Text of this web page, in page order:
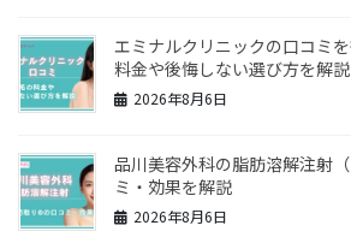
り
エミナルクリニックの口コミ
料金や後悔しない選び方を解説
2026年8月6日
品川美容外科の脂肪溶解注射
ミ・効果を解説
2026年8月6日